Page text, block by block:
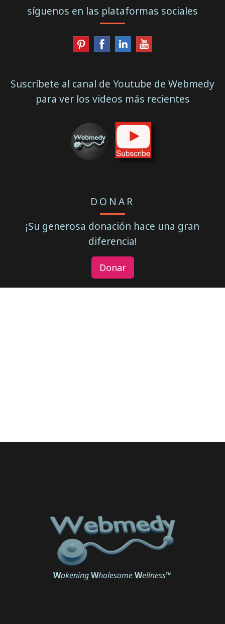
síguenos en las plataformas sociales
Suscríbete al canal de Youtube de Webmedy
para ver los videos más recientes
DONAR
¡Su generosa donación hace una gran
diferencia!
Donar
WakeningWholesomeWellness™